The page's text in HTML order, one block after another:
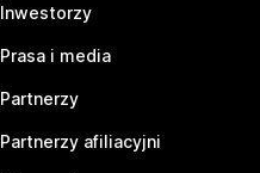
Inwestorzy
Prasa i media
Partnerzy
Partnerzy afiliacyjni